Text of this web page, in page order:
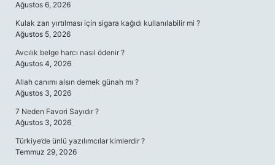
Ağustos 6, 2026
Kulak zarı yırtılması için sigara kağıdı kullanılabilir mi ?
Ağustos 5, 2026
Avcılık belge harcı nasıl ödenir ?
Ağustos 4, 2026
Allah canımı alsın demek günah mı ?
Ağustos 3, 2026
7 Neden Favori Sayıdır ?
Ağustos 3, 2026
Türkiye’de ünlü yazılımcılar kimlerdir ?
Temmuz 29, 2026